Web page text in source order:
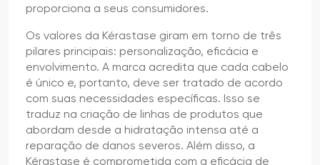
proporciona a seus consumidores.
Os valores da Kérastase giram em torno de três
pilares principais: personalização, eficácia e
envolvimento. A marca acredita que cada cabelo
é único e, portanto, deve ser tratado de acordo
com suas necessidades específicas. Isso se
traduz na criação de linhas de produtos que
abordam desde a hidratação intensa até a
reparação de danos severos. Além disso, a
Kérastase é comprometida com a eficácia de